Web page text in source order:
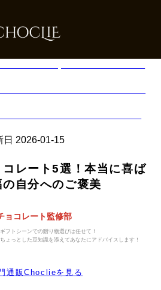
日 2026-01-15
レート5選！本当に喜ば
自分へのご褒美
ョコレート監修部
フトシーンでの贈り物選びは任せて！
ょっとした豆知識を添えてあなたにアドバイスします！
通販Choclieを見る